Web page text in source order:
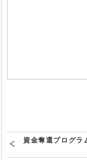
資金奪還プログラ